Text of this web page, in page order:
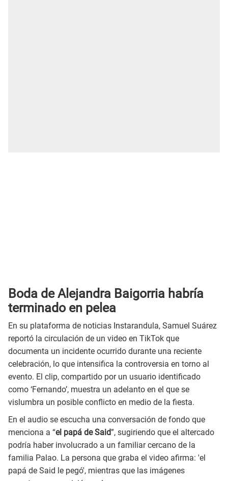
Boda de Alejandra Baigorria habría
terminado en pelea
En su plataforma de noticias Instarandula, Samuel Suárez
reportó la circulación de un video en TikTok que
documenta un incidente ocurrido durante una reciente
celebración, lo que intensifica la controversia en torno al
evento. El clip, compartido por un usuario identificado
como ‘Fernando’, muestra un adelanto en el que se
vislumbra un posible conflicto en medio de la fiesta.
En el audio se escucha una conversación de fondo que
menciona a “el papá de Said”, sugiriendo que el altercado
podría haber involucrado a un familiar cercano de la
familia Palao. La persona que graba el video afirma: 'el
papá de Said le pegó', mientras que las imágenes